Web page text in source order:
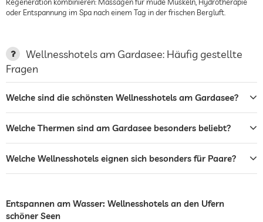
oder Entspannung im Spa nach einem Tag in der frischen Bergluft.
Wellnesshotels am Gardasee: Häufig gestellte
Fragen
Welche sind die schönsten Wellnesshotels am Gardasee?
Welche Thermen sind am Gardasee besonders beliebt?
Welche Wellnesshotels eignen sich besonders für Paare?
Entspannen am Wasser: Wellnesshotels an den Ufern
schöner Seen